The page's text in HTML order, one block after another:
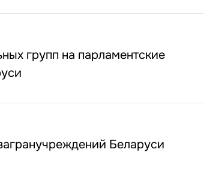
групп на парламентские
Беларуси